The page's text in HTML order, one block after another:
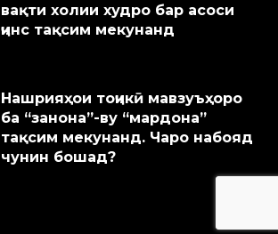
вақти холии худро бар асоси
ҷинс тақсим мекунанд
Нашрияҳои тоҷикӣ мавзуъҳоро
ба “занона”-ву “мардона”
тақсим мекунанд. Чаро набояд
чунин бошад?